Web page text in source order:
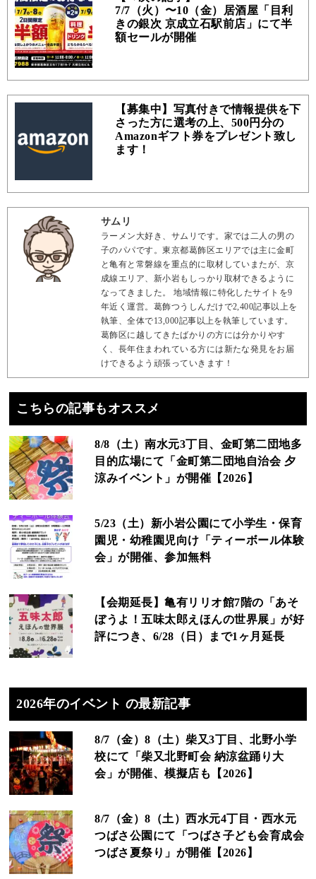
7/7（火）〜10（金）居酒屋「目利
きの銀次 京成立石駅前店」にて半
額セールが開催
【募集中】写真付きで情報提供を下
さった方に選考の上、500円分の
Amazonギフト券をプレゼント致し
ます！
サムリ
ラーメン大好き、サムリです。家では二人の男の
子のパパです。東京都葛飾区エリアでは主に金町
と亀有と常磐線を重点的に取材していまたが、京
成線エリア、新小岩もしっかり取材できるように
なってきました。 地域情報に特化したサイトを9
年近く運営。葛飾つうしんだけで2,400記事以上を
執筆、全体で13,000記事以上を執筆しています。
葛飾区に越してきたばかりの方には分かりやす
く、長年住まわれている方には新たな発見をお届
けできるよう頑張っていきます！
こちらの記事もオススメ
8/8（土）南水元3丁目、金町第二団地多
目的広場にて「金町第二団地自治会 夕
涼みイベント」が開催【2026】
5/23（土）新小岩公園にて小学生・保育
園児・幼稚園児向け「ティーボール体験
会」が開催、参加無料
【会期延長】亀有リリオ館7階の「あそ
ぼうよ！五味太郎えほんの世界展」が好
評につき、6/28（日）まで1ヶ月延長
2026年のイベント の最新記事
8/7（金）8（土）柴又3丁目、北野小学
校にて「柴又北野町会 納涼盆踊り大
会」が開催、模擬店も【2026】
8/7（金）8（土）西水元4丁目・西水元
つばさ公園にて「つばさ子ども会育成会
つばさ夏祭り」が開催【2026】